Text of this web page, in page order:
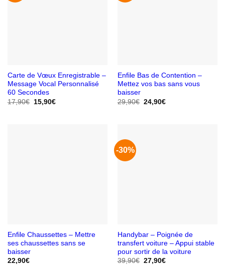
Carte de Vœux Enregistrable –
Message Vocal Personnalisé
60 Secondes
17,90€
Le
15,90€Le
Enfile Bas de Contention –
Mettez vos bas sans vous
baisser
29,90€ Le
24,90€Le
Enfile Chaussettes – Mettre
ses chaussettes sans se
baisser
22,90€
-30%
Handybar – Poignée de
transfert voiture – Appui stable
pour sortir de la voiture
39,90€ Le
27,90€Le